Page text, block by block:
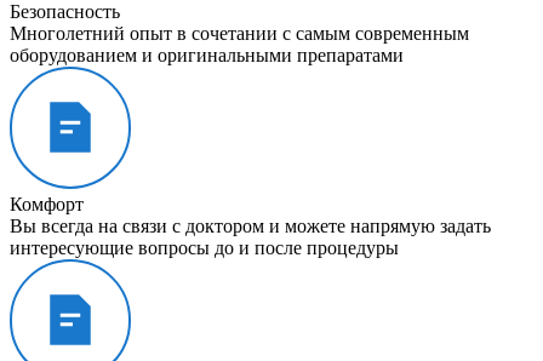
Безопасность
Многолетний опыт в сочетании с самым современным
оборудованием и оригинальными препаратами
Комфорт
Вы всегда на связи с доктором и можете напрямую задать
интересующие вопросы до и после процедуры